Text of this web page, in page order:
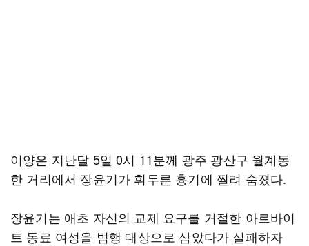
이양은 지난달 5일 0시 11분께 광주 광산구 월계동
한 거리에서 장윤기가 휘두른 흉기에 찔려 숨졌다.
장윤기는 애초 자신의 교제 요구를 거절한 아르바이
트 동료 여성을 범행 대상으로 삼았다가 실패하자